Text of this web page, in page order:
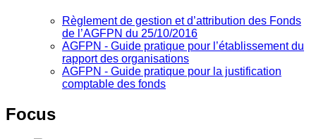
Règlement de gestion et d’attribution des Fonds
de l’AGFPN du 25/10/2016
AGFPN ‐ Guide pratique pour l’établissement du
rapport des organisations
AGFPN ‐ Guide pratique pour la justification
comptable des fonds
Focus